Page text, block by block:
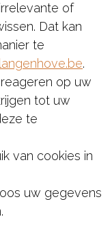
of
Dat kan
te
.
op uw
tot uw
te
van cookies in
uw gegevens